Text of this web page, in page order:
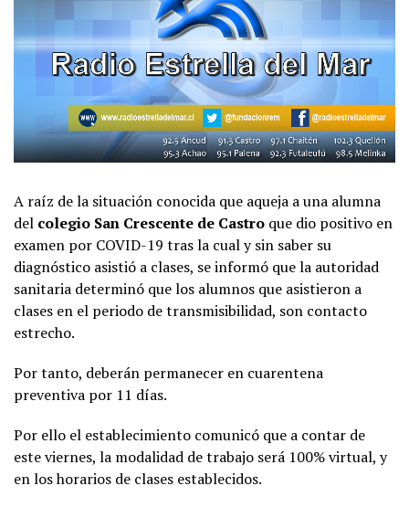
A raíz de la situación conocida que aqueja a una alumna
del colegio San Crescente de Castro que dio positivo en
examen por COVID-19 tras la cual y sin saber su
diagnóstico asistió a clases, se informó que la autoridad
sanitaria determinó que los alumnos que asistieron a
clases en el periodo de transmisibilidad, son contacto
estrecho.
Por tanto, deberán permanecer en cuarentena
preventiva por 11 días.
Por ello el establecimiento comunicó que a contar de
este viernes, la modalidad de trabajo será 100% virtual, y
en los horarios de clases establecidos.